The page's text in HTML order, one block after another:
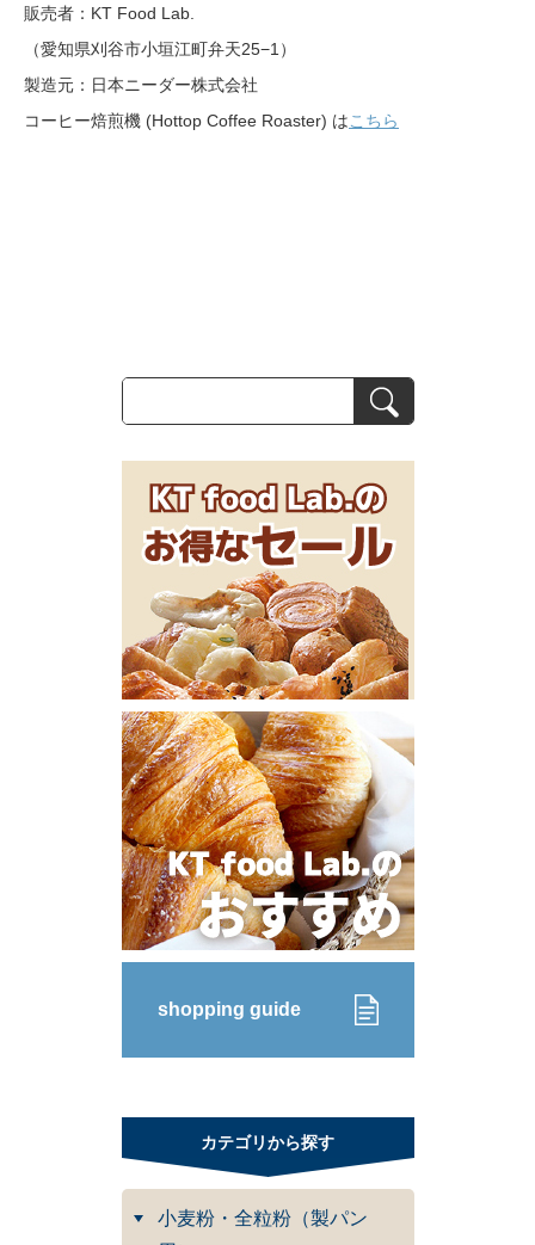
販売者：KT Food Lab.
（愛知県刈谷市小垣江町弁天25−1）
製造元：日本ニーダー株式会社
コーヒー焙煎機 (Hottop Coffee Roaster) はこちら
shopping guide
カテゴリから探す
小麦粉・全粒粉（製パン